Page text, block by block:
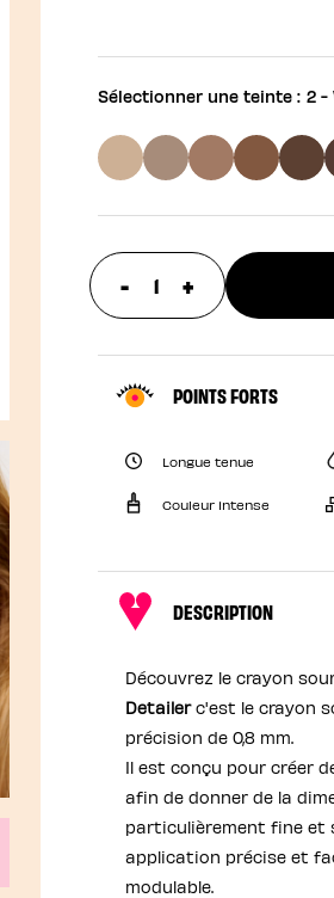
Sélectionner une teinte : 2 -
- update
+
POINTS FORTS
Longue tenue
Couleur intense
DESCRIPTION
Découvrez le crayon
Detailerc'est le crayon
précision de 0,8 mm.
Il est conçu pour créer
afin de donner de la
particulièrement fine et
application précise et
modulable.